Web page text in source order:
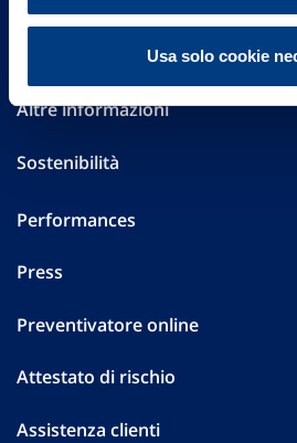
Usa solo cookie
Investor Relations
Altre informazioni
Sostenibilità
Performances
Press
Preventivatore online
Attestato di rischio
Assistenza clienti